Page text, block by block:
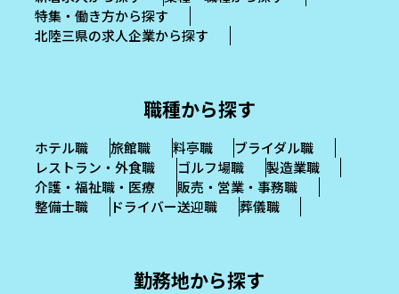
特集・働き方から探す
北陸三県の求人企業から探す
職種から探す
ホテル職 旅館職 料亭職
ブライダル職
レストラン・外食職
ゴルフ場職
製造業職
介護・福祉職・医療
販売・営業・事務職
整備士職
ドライバー送迎職 葬儀職
勤務地から探す